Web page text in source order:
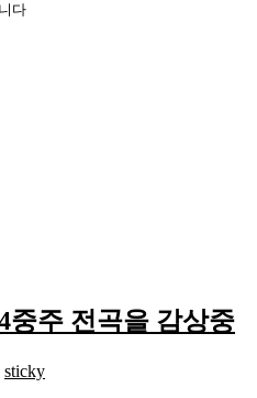
다
중주 전곡을 감상중
sticky